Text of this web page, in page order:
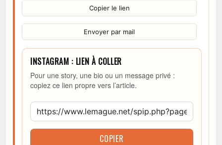
Copier le lien
Envoyer par mail
INSTAGRAM : LIEN À COLLER
Pour une story, une bio ou un message privé :
copiez ce lien propre vers l’article.
COPIER